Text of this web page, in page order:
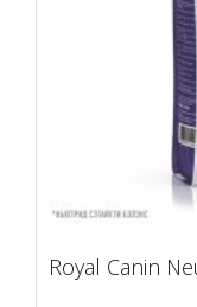
Royal Canin